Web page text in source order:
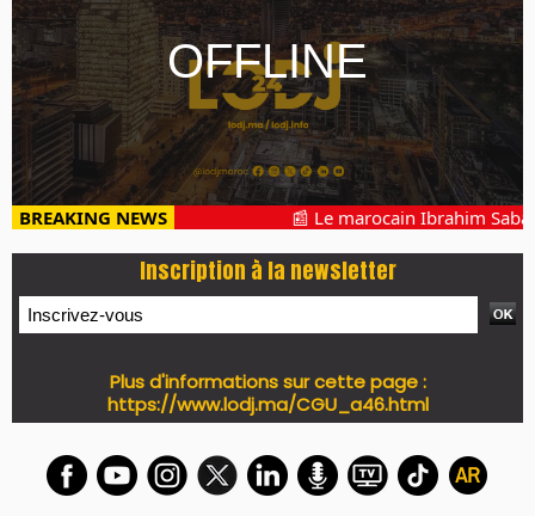
BREAKING NEWS 📰 Le marocain Ibrahim
Inscription à la newsletter
Plus d'informations sur cette page :
https://www.lodj.ma/CGU_a46.html